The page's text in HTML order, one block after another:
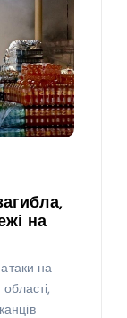
на
атаки на